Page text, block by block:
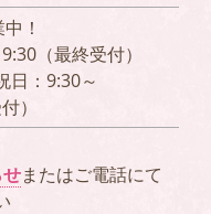
！
（最終受付）
日：9:30～
）
またはご電話にて